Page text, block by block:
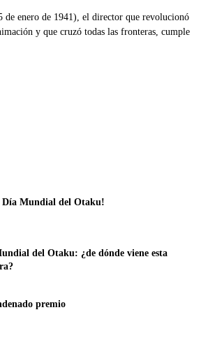
enero de 1941), el director que revolucionó
y que cruzó todas las fronteras, cumple
Día Mundial del Otaku!
del Otaku: ¿de dónde viene esta
premio